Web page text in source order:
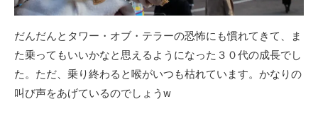
だんだんとタワー・オブ・テラーの恐怖にも慣れてきて、ま
た乗ってもいいかなと思えるようになった３０代の成長でし
た。ただ、乗り終わると喉がいつも枯れています。かなりの
叫び声をあげているのでしょうw